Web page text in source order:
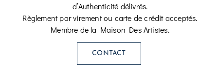
d’Authenticité délivrés.
Règlement par virement ou carte de crédit acceptés.
Membre de la Maison Des Artistes.
CONTACT